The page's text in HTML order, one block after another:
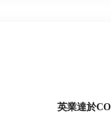
英業達於